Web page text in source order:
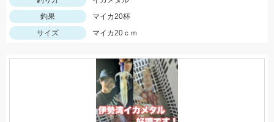
釣果
マイカ20杯
サイズ
マイカ20ｃｍ